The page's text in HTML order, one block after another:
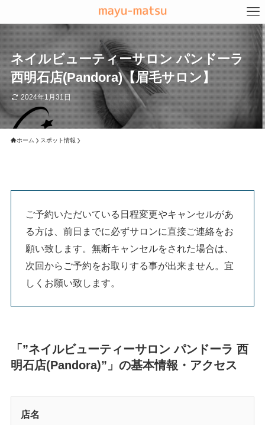
ネイルビューティーサロン パンドーラ
西明石店(Pandora)【眉毛サロン】
2024年1月31日
ホーム スポット情報
ご予約いただいている日程変更やキャンセルがあ
る方は、前日までに必ずサロンに直接ご連絡をお
願い致します。無断キャンセルをされた場合は、
次回からご予約をお取りする事が出来ません。宜
しくお願い致します。
「”ネイルビューティーサロン パンドーラ 西
明石店(Pandora)”」の基本情報・アクセス
店名